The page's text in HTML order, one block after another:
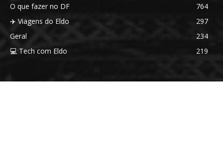
O que fazer no DF
764
✈️ Viagens do Eldo
297
Geral
234
💻 Tech com Eldo
219